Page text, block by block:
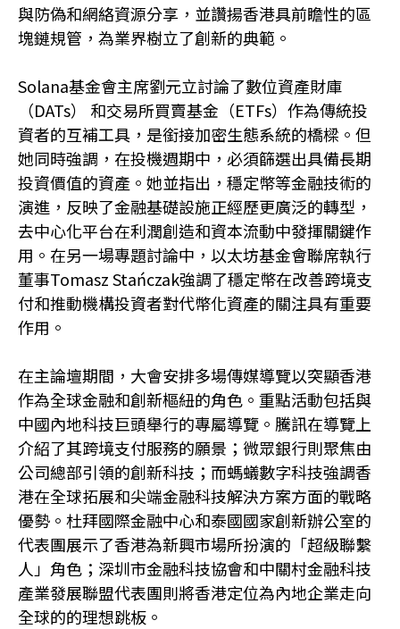
與防偽和網絡資源分享，並讚揚香港具前瞻性的區
塊鏈規管，為業界樹立了創新的典範。
Solana基金會主席劉元立討論了數位資產財庫
（DATs） 和交易所買賣基金（ETFs）作為傳統投
資者的互補工具，是銜接加密生態系統的橋樑。但
她同時強調，在投機週期中，必須篩選出具備長期
投資價值的資產。她並指出，穩定幣等金融技術的
演進，反映了金融基礎設施正經歷更廣泛的轉型，
去中心化平台在利潤創造和資本流動中發揮關鍵作
用。在另一場專題討論中，以太坊基金會聯席執行
董事Tomasz Stańczak強調了穩定幣在改善跨境支
付和推動機構投資者對代幣化資產的關注具有重要
作用。
在主論壇期間，大會安排多場傳媒導覽以突顯香港
作為全球金融和創新樞紐的角色。重點活動包括與
中國內地科技巨頭舉行的專屬導覽。騰訊在導覽上
介紹了其跨境支付服務的願景；微眾銀行則聚焦由
公司總部引領的創新科技；而螞蟻數字科技強調香
港在全球拓展和尖端金融科技解決方案方面的戰略
優勢。杜拜國際金融中心和泰國國家創新辦公室的
代表團展示了香港為新興市場所扮演的「超級聯繫
人」角色；深圳市金融科技協會和中關村金融科技
產業發展聯盟代表團則將香港定位為內地企業走向
全球的的理想跳板。